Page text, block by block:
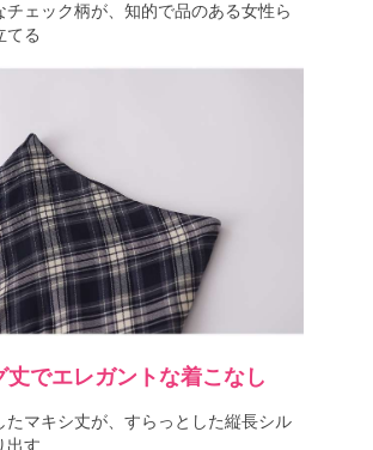
チェック柄が、知的で品のある女性ら
てる
丈でエレガントな着こなし
たマキシ丈が、すらっとした縦長シル
出す